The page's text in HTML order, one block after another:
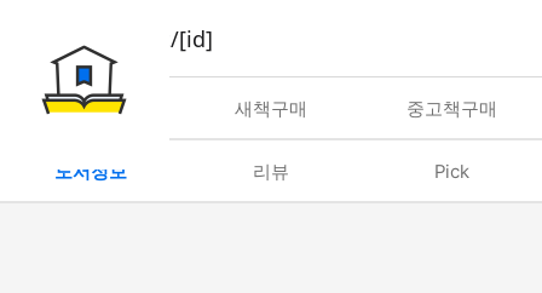
book/rent/[id]
대여 새책구매 중고책구매
도서정보 리뷰 Pick